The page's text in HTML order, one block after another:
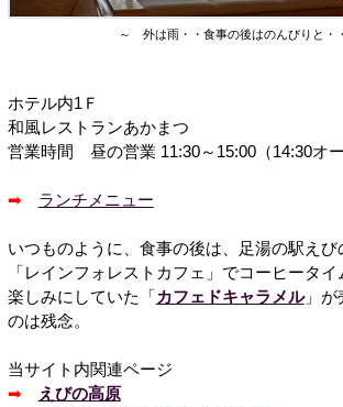
～ 外は雨・・食事の後はのんびりと
ホテル内1Ｆ
和風レストランあかまつ
営業時間 昼の営業 11:30～15:00（14:30オー
➡ ランチメニュー
いつものように、食事の後は、足湯の駅えび
「レインフォレストカフェ」でコーヒータイ
楽しみにしていた「 カフェドキャラメル」が
のは残念。
当サイト内関連ページ
➡
えびの高原